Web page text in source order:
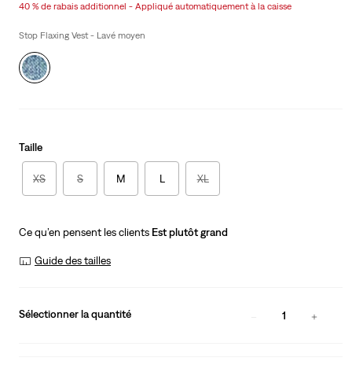
is
40 % de rabais additionnel - Appliqué automatiquement à la caisse
Stop Flaxing Vest - Lavé moyen
Taille
XS S M L XL
Ce qu’en pensent les clients Est plutôt grand
Guide des tailles
Sélectionner la quantité 1